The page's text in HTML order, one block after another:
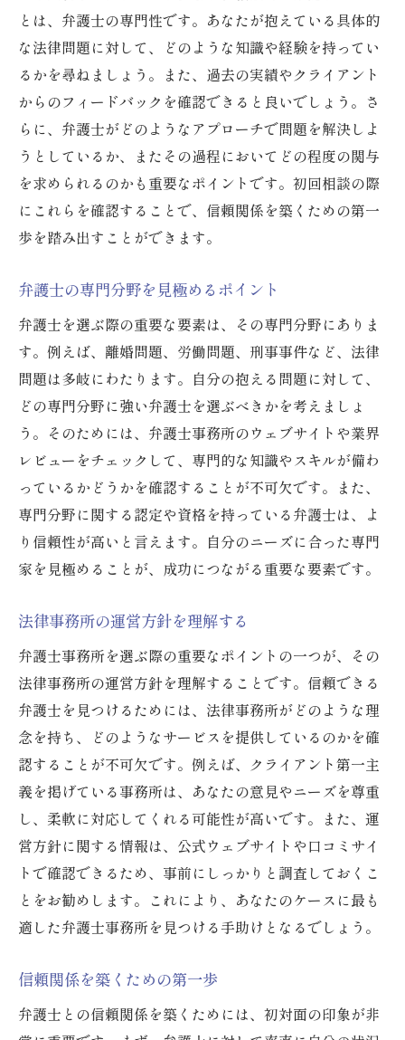
適切な質問方法を学ぶ
相談の目的と目標を明確にする
弁護士へのフィードバックの提供
相談後のフォローアップの方法
弁護士事務所選びで重視すべき要素とは
アクセスの良さと利便性
対応の迅速さ
相談内容に対する理解度
事務所の規模と専門性
料金体系と予算管理
経験豊富な弁護士を見つけるための方法
実績のある弁護士の探し方
専門士会の活用
法律セミナーや講演会での情報収集
同業者からの推薦を受ける
弁護士の執筆した書籍や論文を読む
ネットワークを活用した情報収集
法律問題を解決するためのベストパートナーの
パートナーとしての信頼性を評価する
相談相手としての相性を確認する
将来の法的ニーズを見据える
多様な分野に対応できる事務所の利点
法律サービスの質を見極める方法
とは、弁護士の専門性です。あなたが抱えている具体的
な法律問題に対して、どのような知識や経験を持ってい
るかを尋ねましょう。また、過去の実績やクライアント
からのフィードバックを確認できると良いでしょう。さ
らに、弁護士がどのようなアプローチで問題を解決しよ
うとしているか、またその過程においてどの程度の関与
を求められるのかも重要なポイントです。初回相談の際
にこれらを確認することで、信頼関係を築くための第一
歩を踏み出すことができます。
弁護士の専門分野を見極めるポイント
弁護士を選ぶ際の重要な要素は、その専門分野にありま
す。例えば、離婚問題、労働問題、刑事事件など、法律
問題は多岐にわたります。自分の抱える問題に対して、
どの専門分野に強い弁護士を選ぶべきかを考えましょ
う。そのためには、弁護士事務所のウェブサイトや業界
レビューをチェックして、専門的な知識やスキルが備わ
っているかどうかを確認することが不可欠です。また、
専門分野に関する認定や資格を持っている弁護士は、よ
り信頼性が高いと言えます。自分のニーズに合った専門
家を見極めることが、成功につながる重要な要素です。
法律事務所の運営方針を理解する
弁護士事務所を選ぶ際の重要なポイントの一つが、その
法律事務所の運営方針を理解することです。信頼できる
弁護士を見つけるためには、法律事務所がどのような理
念を持ち、どのようなサービスを提供しているのかを確
認することが不可欠です。例えば、クライアント第一主
義を掲げている事務所は、あなたの意見やニーズを尊重
し、柔軟に対応してくれる可能性が高いです。また、運
営方針に関する情報は、公式ウェブサイトや口コミサイ
トで確認できるため、事前にしっかりと調査しておくこ
とをお勧めします。これにより、あなたのケースに最も
適した弁護士事務所を見つける手助けとなるでしょう。
信頼関係を築くための第一歩
弁護士との信頼関係を築くためには、初対面の印象が非